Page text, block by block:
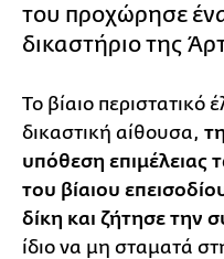
του προχώρησε
δικαστήριο της
Το βίαιο
δικαστική αίθουσα,
υπόθεση επιμέλειας
του βίαιου
δίκη και ζήτησε την
ίδιο να μη σταματά